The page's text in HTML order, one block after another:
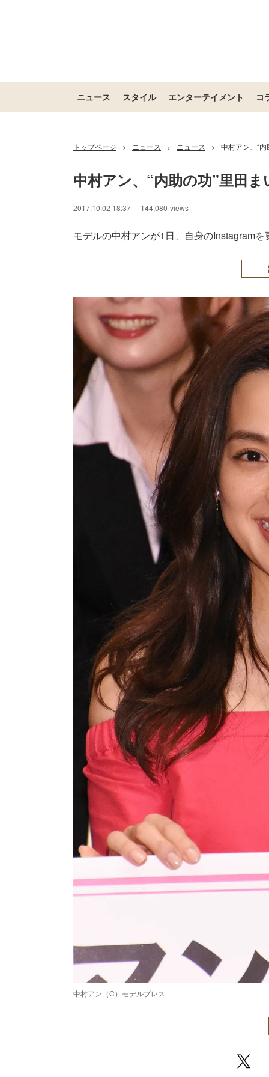
ニュース スタイル エンターテイメント コ
トップページ > ニュース > ニュース > 中村アン、“
中村アン、“内助の功”里田
2017.10.02 18:37 144,080 views
モデルの中村アンが1日、自身のInstagram
中村アン（C）モデルプレス